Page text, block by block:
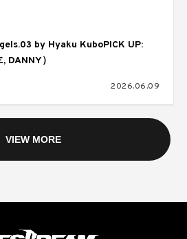
by Hyaku KuboPICK UP:
DANNY）
2026.06.09
VIEW MORE